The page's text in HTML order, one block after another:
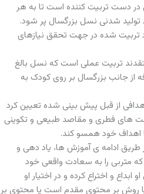
در دست تربیت کننده است تا به هر
تولید شدنی نسل بزرگسال پر شود.
تربیت شده در جهت تحقق نیازهای
تربیت عملی است که نسل بالغ
از جانب بزرگسال بر روی کودک به
از قبل پیش بینی شده تعیین کرد
های فطری و مقاصد طبیعی و تکوینی
اهداف خود همسو کند.
طریق ادامه ی آموزش ها، یاد دهی و
متربی را به سعادت واقعی خود
و اختراع کرده و در اختیار او
روش بر محتوی مقدم است یا محتوی بر